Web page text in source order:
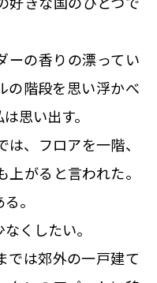
ーの香りの漂ってい
の階段を思い浮かべ
思い出す。
、フロアを一階、
がると言われた。
。
くしたい。
では郊外の一戸建て